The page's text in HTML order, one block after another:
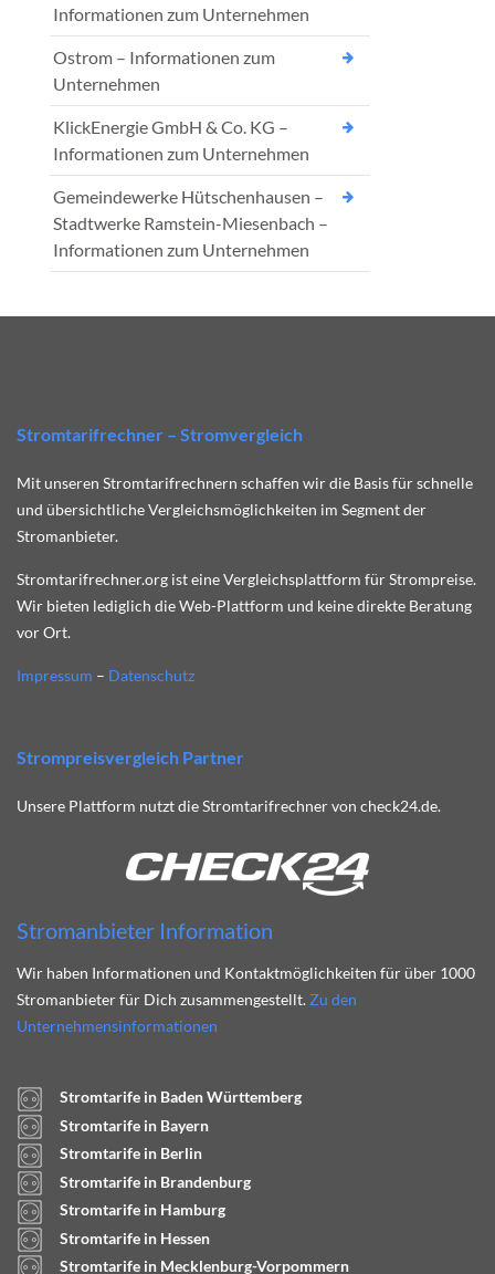
Informationen zum Unternehmen
Ostrom – Informationen zum
Unternehmen
KlickEnergie GmbH & Co. KG –
Informationen zum Unternehmen
Gemeindewerke Hütschenhausen –
Stadtwerke Ramstein-Miesenbach –
Informationen zum Unternehmen
Stromtarifrechner – Stromvergleich
Mit unseren Stromtarifrechnern schaffen wir die Basis für schnelle
und übersichtliche Vergleichsmöglichkeiten im Segment der
Stromanbieter.
Stromtarifrechner.org ist eine Vergleichsplattform für Strompreise.
Wir bieten lediglich die Web-Plattform und keine direkte Beratung
vor Ort.
Impressum – Datenschutz
Strompreisvergleich Partner
Unsere Plattform nutzt die Stromtarifrechner von check24.de.
Stromanbieter Information
Wir haben Informationen und Kontaktmöglichkeiten für über 1000
Stromanbieter für Dich zusammengestellt. Zu den
Unternehmensinformationen
Stromtarife in Baden Württemberg
Stromtarife in Bayern
Stromtarife in Berlin
Stromtarife in Brandenburg
Stromtarife in Hamburg
Stromtarife in Hessen
Stromtarife in Mecklenburg-Vorpommern